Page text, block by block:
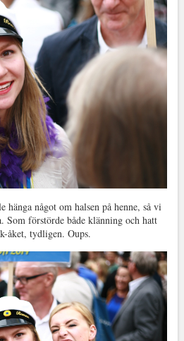
hänga något om halsen på henne, så vi
förstörde både klänning och hatt
åket, tydligen. Oups.